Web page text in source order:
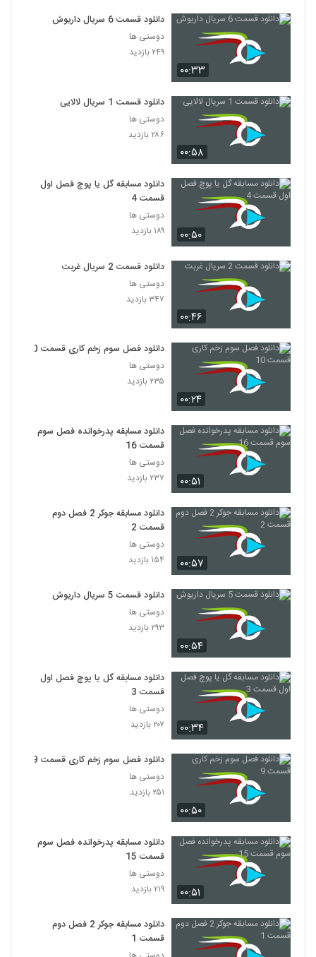
۰۰:۳۳
دانلود قسمت 6 سریال داریوش
دوستی ها
۲۴۹ بازدید
۰۰:۵۸
دانلود قسمت 1 سریال لالایی
دوستی ها
۲۸۶ بازدید
۰۰:۵۰
دانلود مسابقه گل یا پوچ فصل اول
قسمت 4
دوستی ها
۱۸۹ بازدید
۰۰:۴۶
دانلود قسمت 2 سریال غربت
دوستی ها
۳۴۷ بازدید
۰۰:۲۴
دانلود فصل سوم زخم کاری قسمت 10
دوستی ها
۲۳۵ بازدید
۰۰:۵۱
دانلود مسابقه پدرخوانده فصل سوم
قسمت 16
دوستی ها
۲۳۷ بازدید
۰۰:۵۷
دانلود مسابقه جوکر 2 فصل دوم
قسمت 2
دوستی ها
۱۵۴ بازدید
۰۰:۵۴
دانلود قسمت 5 سریال داریوش
دوستی ها
۲۹۳ بازدید
۰۰:۳۴
دانلود مسابقه گل یا پوچ فصل اول
قسمت 3
دوستی ها
۲۰۷ بازدید
۰۰:۵۰
دانلود فصل سوم زخم کاری قسمت 9
دوستی ها
۲۵۱ بازدید
۰۰:۵۱
دانلود مسابقه پدرخوانده فصل سوم
قسمت 15
دوستی ها
۲۱۹ بازدید
دانلود مسابقه جوکر 2 فصل دوم
قسمت 1